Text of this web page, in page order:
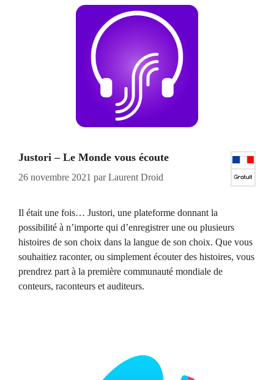
Justori – Le Monde vous écoute
26 novembre 2021 parLaurent Droid
Il était une fois… Justori, une plateforme donnant la
possibilité à n’importe qui d’enregistrer une ou plusieurs
histoires de son choix dans la langue de son choix. Que vous
souhaitiez raconter, ou simplement écouter des histoires, vous
prendrez part à la première communauté mondiale de
conteurs, raconteurs et auditeurs.